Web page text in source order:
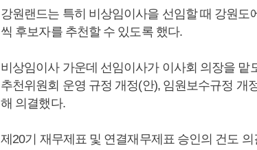
강원랜드는 특히 비상임이사을 선임할 때 강원도
씩 후보자를 추천할 수 있도록 했다.
비상임이사 가운데 선임이사가 이사회 의장을 맡
추천위원회 운영 규정 개정(안), 임원보수규정 개
해 의결했다.
제20기 재무제표 및 연결재무제표 승인의 건도 의